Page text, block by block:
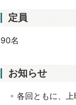
定員
90名
お知らせ
各回ともに、上